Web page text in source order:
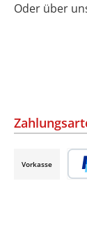
Oder über
Vorkasse